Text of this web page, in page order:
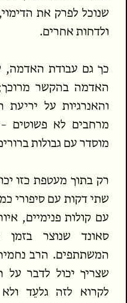
שנוכל לפרק את
ולדחות אחרים.
כך גם עבודת האדמה,
האדמה בהקשר
והאנרגיות על יריעת
מרחבים לא פשוטים
מוסדר עם גבולות
רק בתוך מעטפת כזו
שתי דקות עם סיפורי
עם קולות פנימיים,
סאונד שנוצר
המשתתפים. הרב
שצריך יכול לדבר
לקרוא לזה גלעֵד